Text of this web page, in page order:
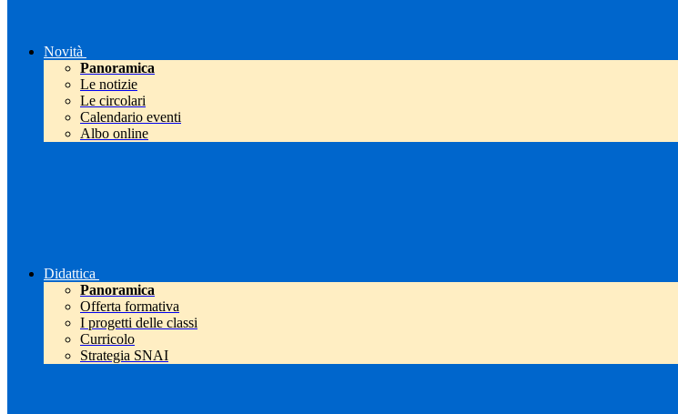
Novità
Panoramica
Le notizie
Le circolari
Calendario eventi
Albo online
Didattica
Panoramica
Offerta formativa
I progetti delle classi
Curricolo
Strategia SNAI